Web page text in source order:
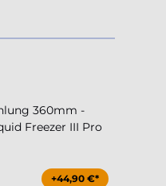
360mm -
Freezer III Pro
+44,90 €*